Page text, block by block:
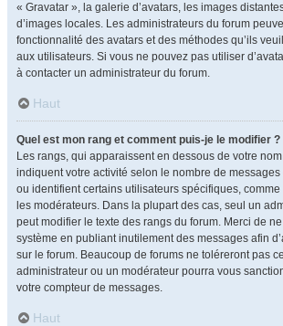
« Gravatar », la galerie d’avatars, les images
d’images locales. Les administrateurs du forum
fonctionnalité des avatars et des méthodes qu’ils
aux utilisateurs. Si vous ne pouvez pas utiliser
à contacter un administrateur du forum.
Haut
Quel est mon rang et comment puis-je le modifier ?
Les rangs, qui apparaissent en dessous de votre nom
indiquent votre activité selon le nombre de
ou identifient certains utilisateurs spécifiques,
les modérateurs. Dans la plupart des cas, seul un
peut modifier le texte des rangs du forum. Merci de
système en publiant inutilement des messages afin
sur le forum. Beaucoup de forums ne toléreront pas
administrateur ou un modérateur pourra vous
votre compteur de messages.
Haut